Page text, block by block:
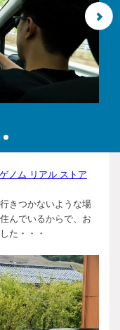
ノム リアル ストア
きつかないような場
んでいるからで、お
た・・・